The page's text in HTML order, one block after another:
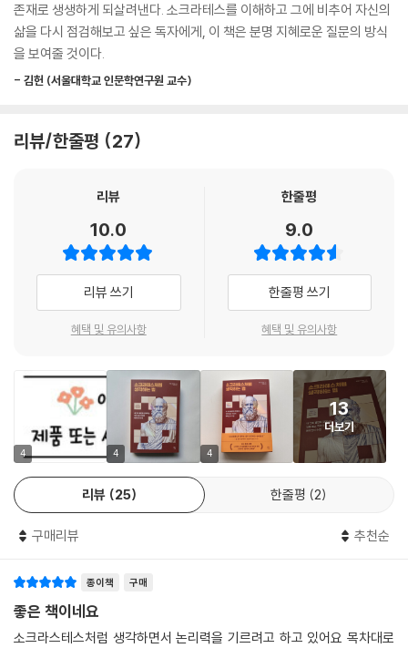
주는 기술이 아니라 삶을 다루는 기술이어야 했다. 석공이 돌을 다듬듯 인
간은 자기 삶을 다듬어야 했다.
[맹목적인 성공 기준을 다시 묻다]
위해 무엇이 필요한가?”에 대한 당신의 답이다. 다음으로 그 목록 가운데
가치 있는 것인지 스스로에게 묻는다. 소크라테스는 무엇이 가치 있는지,
우리는 흔히 성공하려면 건강이 필수라고 생각하지만 건강이 좋지 않거나
신체적 제약이 있음에도 성공적인 삶을 사는 이들이 분명히 있다. 이 연습
은 한 번으로 끝나지 않는다. 반복하다 보면 목록이 조금씩 달라지고 정교
해지는 느낌을 받게 될 것이다.
--- 「2장·많이 아는 사람보다는 단단한 사람이 되라」 중에서
“사람들은 인간이 쾌락을 추구하고 고통을 피할 수밖에 없다고 믿습니다.”
소크라테스는 신중히 말을 이었다. “그렇게 생각하는 사람은 결국 감정의
노예가 되어 이리저리 끌려다니는 삶을 살게 됩니다.” 그러나 참된 지혜는
쾌락과 고통보다 강하다고 그는 주장했다. “어떤 쾌락은 당장은 달콤하지
만 끝내 가난과 질병, 더 큰 고통을 불러옵니다. 반대로 체력을 단련하고,
군사 훈련을 받고, 수술을 감내하는 일은 괴롭지만 결국 건강과 더 큰 즐거
움을 가져옵니다. 그러니 쾌락은 좋고 고통은 나쁘다고 말하려면, 반드시
그 결과를 함께 따져야 합니다. 누군가 잘못인 줄 알면서도 욕망에 굴복했
니다. 마찬가지로 두려움에 굴복했다는 말은, 당장의 작은 고통을 피하려
다 더 큰 고통을 받아들이겠다는 뜻이지요.”
--- 「5장·감정에 속지 말고 결과를 계산하라」 중에서
된다.
삶의 난제를 해부하는 10가지 ‘생각의 산파술’
이 책은 명언집도, 철학사 입문서도 아니다. 아테네의 거리와 법정, 전쟁과
재판, 사랑과 우정, 두려움과 죽음의 장면을 따라가며 소크라테스의 질문
여기에 국내 최초로, 한국어판만의 특별 부록 ‘10가지 생각의 산파술’이 더
해진다. 이 부록은 소크라테스의 질문법을 해설로만 소개하지 않는다. 독
자가 지금 자기 삶에 바로 대입해볼 수 있도록, 그의 생각법을 오늘의 언어
로 실전적으로 압축해 우리에게 소개한다. 가령 감정이 치밀어 판단이 흐
려질 때는 내 생각이 사실인지, 감정이 덧씌운 해석인지부터 가려보게 하
고, 자꾸 미루고 무너지는 습관 앞에서는 지금의 작은 위안 뒤에 어떤 대가
가 남는지 계산하게 만든다. 너무 당연해서 한 번도 의심하지 않았던 믿음
오지 않은 미래를 내가 먼저 재앙으로 확정한 것은 아닌지 되묻게 한다. 덕
분에 독자는 책을 덮고 나서야 깨닫는 것이 아니라 읽는 동안 자기 삶을 다
시 생각하게 된다. 이것이 이 한국어판의 강력한 매력이다. 화, 불안, 충동,
자기합리화, 선동과 확신의 순간마다 나를 붙잡아 세우는 죽비와 같은 질
문들이 여기에 들어 있다. 이 책을 덮고 나면 더 많이 아는 사람이 아니라,
감정에 덜 휘둘리고 판단이 더 단단해진 사람이 되어 있을 것이다.
기술은 차고 넘치는데,
왜 우리는 더 쉽게 흔들릴까
스티브 잡스는 소크라테스와 오후 한때를 보낼 수 있다면 자신의 기술을
다 내놓아도 좋다고 말했다. 그 말을 처음 접했을 때 마음이 오래 붙들렸다.
누구보다 기술의 최전선에 서 있던 사람이, 왜 하필 소크라테스였을까. 아
존재로 생생하게 되살려낸다. 소크라테스를 이해하고 그에 비추어 자신의
삶을 다시 점검해보고 싶은 독자에게, 이 책은 분명 지혜로운 질문의 방식
을 보여줄 것이다.
- 김헌 (서울대학교 인문학연구원 교수)
리뷰/한줄평 27
리뷰
10.0
리뷰 쓰기
혜택 및 유의사항
한줄평
9.0
한줄평 쓰기
혜택 및 유의사항
4 4 4
13
더보기
리뷰 25 한줄평 2
구매리뷰 추천순
종이책 구매
좋은 책이네요
소크라스테스처럼 생각하면서 논리력을 기르려고 하고 있어요 목차대로